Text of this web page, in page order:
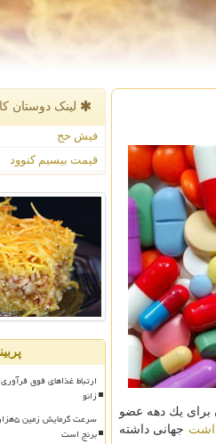
برای یك دهه عضو
جهانی داشته
لینک دوستان
فیش حج
قیمت بیسیم کنوود
ارتباط غذاهای فوق
زانو
سرعت
برنج است